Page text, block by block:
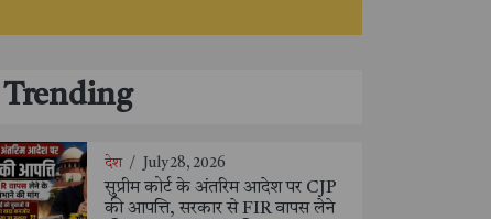
Trending
देश / July 28, 2026
सुप्रीम कोर्ट के अंतरिम आदेश पर CJP
की आपत्ति, सरकार से FIR वापस लेने